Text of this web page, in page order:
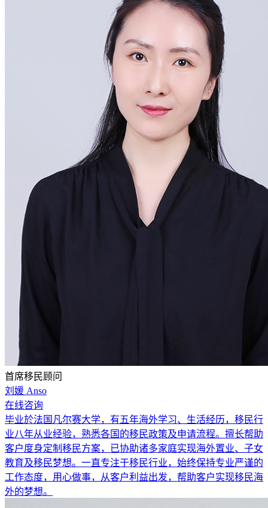
首席移民顾问
刘媛 Anso
在线咨询
毕业於法国凡尔赛大学，有五年海外学习、生活经历，移民行
业八年从业经验，熟悉各国的移民政策及申请流程。擅长帮助
客户度身定制移民方案，已协助诸多家庭实现海外置业、子女
教育及移民梦想。一直专注于移民行业，始终保持专业严谨的
工作态度，用心做事，从客户利益出发，帮助客户实现移民海
外的梦想。